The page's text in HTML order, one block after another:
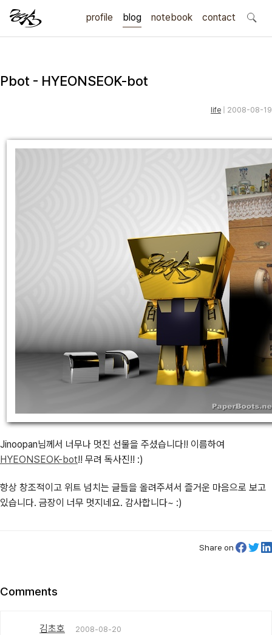
profile blog notebook contact
search
Pbot - HYEONSEOK-bot
life | 2008-08-19
Jinoopan님께서 너무나 멋진 선물을 주셨습니다!! 이름하여
HYEONSEOK-bot!! 무려 독사진!! :)
항상 창조적이고 위트 넘치는 글들을 올려주셔서 즐거운 마음으로 보고
있습니다. 금장이 너무 멋지네요. 감사합니다~ :)
Share on
Comments
김초호 2008-08-20